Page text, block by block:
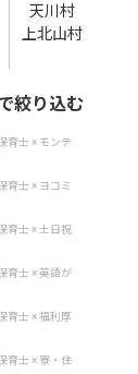
天川村
上北山村
絞り込む
育士 × モンテ
育士 × ヨコミ
育士 × 土日祝
育士 × 英語が
育士 × 福利厚
育士 × 寮・住